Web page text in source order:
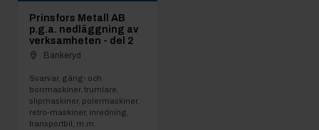
Prinsfors Metall AB
p.g.a. nedläggning av
verksamheten - del 2
Bankeryd
Svarvar, gäng- och
borrmaskiner, trumlare,
slipmaskiner, polermaskiner,
retro-maskiner, inredning,
transportbil, m.m.